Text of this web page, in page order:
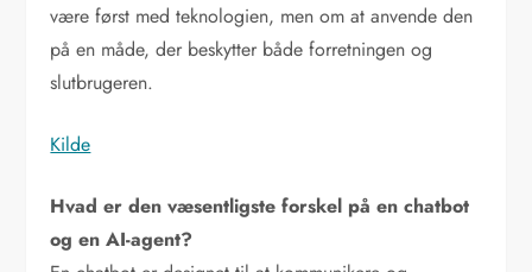
være først med teknologien, men om at anvende den
på en måde, der beskytter både forretningen og
slutbrugeren.
Kilde
Hvad er den væsentligste forskel på en chatbot
og en AI-agent?